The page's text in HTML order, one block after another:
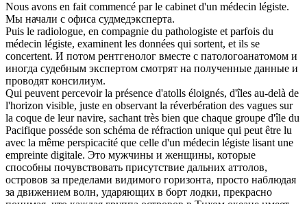
Nous avons en fait commencé par le cabinet d'un médecin légiste.
Мы начали с офиса судмедэксперта.
Puis le radiologue, en compagnie du pathologiste et parfois du
médecin légiste, examinent les données qui sortent, et ils se
concertent. И потом рентгенолог вместе с патологоанатомом и
иногда судебным экспертом смотрят на полученные данные и
проводят консилиум.
Qui peuvent percevoir la présence d'atolls éloignés, d'îles au-delà de
l'horizon visible, juste en observant la réverbération des vagues sur
la coque de leur navire, sachant très bien que chaque groupe d'île du
Pacifique posséde son schéma de réfraction unique qui peut être lu
avec la même perspicacité que celle d'un médecin légiste lisant une
empreinte digitale. Это мужчины и женщины, которые
способны почувствовать присутствие дальних аттолов,
островов за пределами видимого горизонта, просто наблюдая
за движением волн, ударяющих в борт лодки, прекрасно